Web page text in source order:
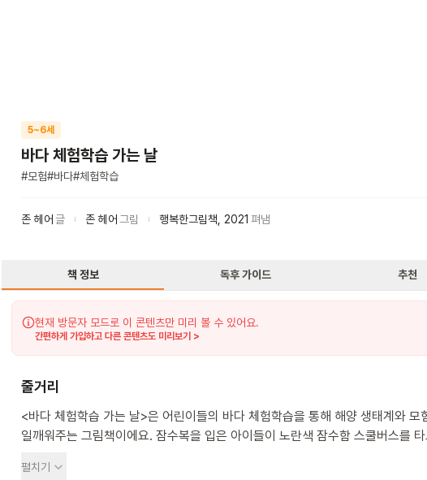
5~6세
바다 체험학습 가는 날
#모험#바다#체험학습
존 헤어 글 존 헤어 그림 행복한그림책 2021 펴냄
책 정보 독후 가이드 추천
현재 방문자 모드로 이 콘텐츠만 미리 볼 수 있어요.
간편하게 가입하고 다른 콘텐츠도 미리보기 >
줄거리
<바다 체험학습 가는 날>은 어린이들의 바다 체험학습을 통해 해양 생태계와 모
일깨워주는 그림책이에요. 잠수복을 입은 아이들이 노란색 잠수함 스쿨버스를 타고
열수분출공, 침몰한 배 등을 관찰해요. 그런데 한 친구가 보물 상자를 발견하고 사
펼치기